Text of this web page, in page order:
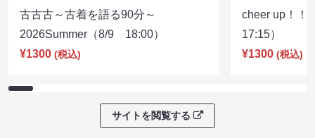
古古古～古着を語る90分～
2026Summer（8/9 18:00）
¥1300 (税込)
cheer up！
17:15）
¥1300 (税込)
サイトを閲覧する